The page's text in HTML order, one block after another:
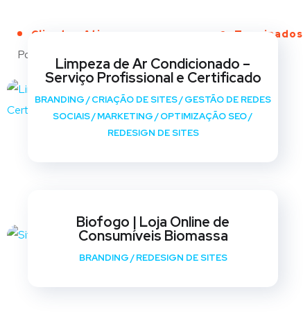
Clientes Ativos Terminados
Portfólio
Limpeza de Ar Condicionado –
Serviço Profissional e Certificado
BRANDING/CRIAÇÃO DE SITES/GESTÃO DE REDES
SOCIAIS/MARKETING/OPTIMIZAÇÃO SEO/
REDESIGN DE SITES
Biofogo | Loja Online de
Consumíveis Biomassa
BRANDING/REDESIGN DE SITES